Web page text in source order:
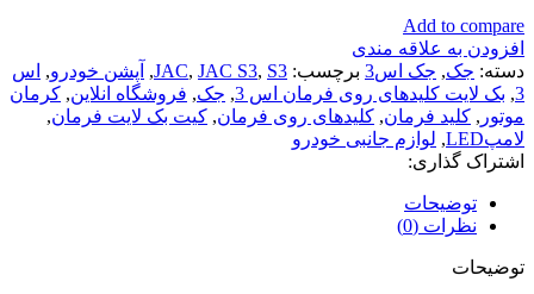
Add to compare
افزودن به علاقه مندی
دسته: جک, جک اس3 برچسب: JAC, JAC S3, S3
, آپشن خودرو, اس
3
, بک لایت کلیدهای روی فرمان اس 3 , جک, فروشگاه انلاین, کرمان
موتور , کلید فرمان, کلیدهای روی فرمان, کیت بک لایت فرمان,
لامپLED
, لوازم جانبی خودرو
اشتراک گذاری:
توضیحات
نظرات (0)
توضیحات